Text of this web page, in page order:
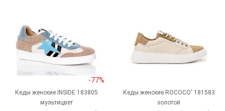
-77%
Кеды женские INSIDE 183805
мультицвет
Кеды женские ROCOCO' 181583
золотой